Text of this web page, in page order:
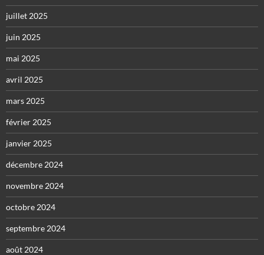
juillet 2025
juin 2025
mai 2025
avril 2025
mars 2025
février 2025
janvier 2025
décembre 2024
novembre 2024
octobre 2024
septembre 2024
août 2024